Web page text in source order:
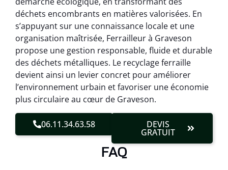
déchets encombrants en matières valorisées. En
s’appuyant sur une connaissance locale et une
organisation maîtrisée, Ferrailleur à Graveson
propose une gestion responsable, fluide et durable
des déchets métalliques. Le recyclage ferraille
devient ainsi un levier concret pour améliorer
l’environnement urbain et favoriser une économie
plus circulaire au cœur de Graveson.
06.11.34.63.58 DEVIS
GRATUIT
FAQ